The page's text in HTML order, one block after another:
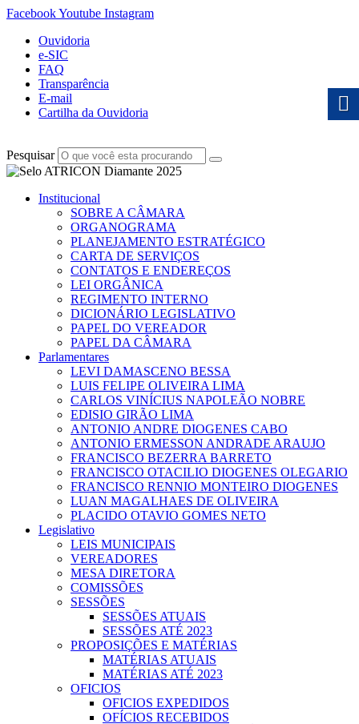
FacebookYoutube Instagram
Ouvidoria
e-SIC
FAQ
Transparência
E-mail
Cartilha da Ouvidoria
Pesquisar
Institucional
SOBRE A CÂMARA
ORGANOGRAMA
PLANEJAMENTO ESTRATÉGICO
CARTA DE SERVIÇOS
CONTATOS E ENDEREÇOS
LEI ORGÂNICA
REGIMENTO INTERNO
DICIONÁRIO LEGISLATIVO
PAPEL DO VEREADOR
PAPEL DA CÂMARA
Parlamentares
LEVI DAMASCENO BESSA
LUIS FELIPE OLIVEIRA LIMA
CARLOS VINÍCIUS NAPOLEÃO NOBRE
EDISIO GIRÃO LIMA
ANTONIO ANDRE DIOGENES CABO
ANTONIO ERMESSON ANDRADE ARAUJO
FRANCISCO BEZERRA BARRETO
FRANCISCO OTACILIO DIOGENES OLEGARIO
FRANCISCO RENNIO MONTEIRO DIOGENES
LUAN MAGALHAES DE OLIVEIRA
PLACIDO OTAVIO GOMES NETO
Legislativo
LEIS MUNICIPAIS
VEREADORES
MESA DIRETORA
COMISSÕES
SESSÕES
SESSÕES ATUAIS
SESSÕES ATÉ 2023
PROPOSIÇÕES E MATÉRIAS
MATÉRIAS ATUAIS
MATÉRIAS ATÉ 2023
OFICIOS
OFICIOS EXPEDIDOS
OFÍCIOS RECEBIDOS